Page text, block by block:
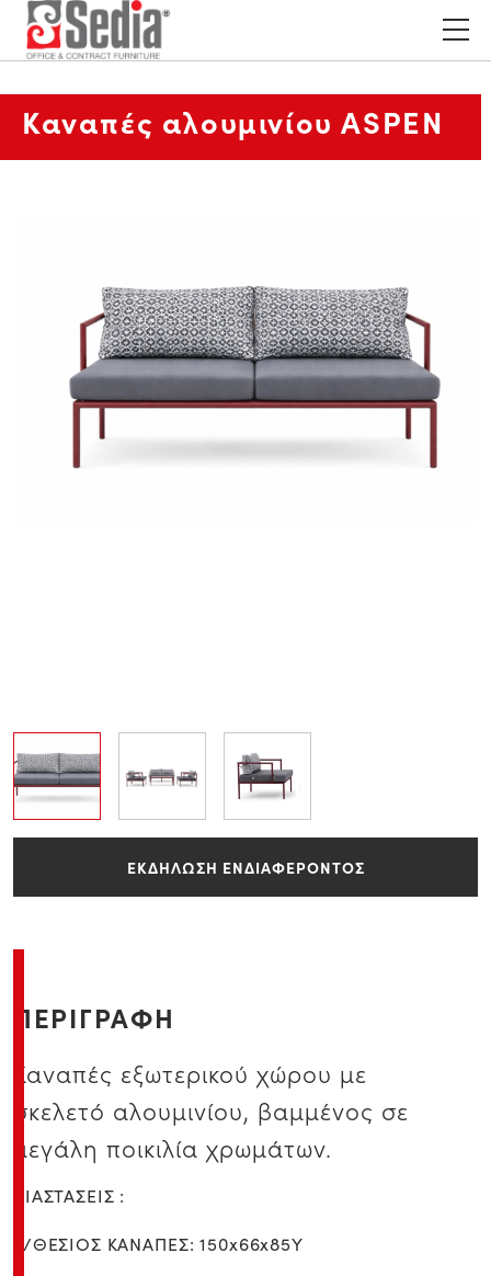
Καναπές αλουμινίου ASPEN
ΕΚΔΗΛΩΣΗ ΕΝΔΙΑΦΕΡΟΝΤΟΣ
ΠΕΡΙΓΡΑΦΗ
Καναπές εξωτερικού χώρου με
σκελετό αλουμινίου, βαμμένος σε
μεγάλη ποικιλία χρωμάτων.
ΔΙΑΣΤΑΣΕΙΣ :
2/ΘΕΣΙΟΣ ΚΑΝΑΠΕΣ: 150x66x85Υ